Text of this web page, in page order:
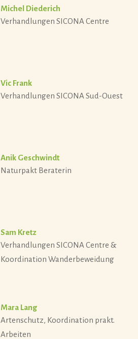
Michel Diederich
Verhandlungen SICONA Centre
Vic Frank
Verhandlungen SICONA Sud-Ouest
Anik Geschwindt
Naturpakt Beraterin
Sam Kretz
Verhandlungen SICONA Centre &
Koordination Wanderbeweidung
Mara Lang
Artenschutz, Koordination prakt.
Arbeiten